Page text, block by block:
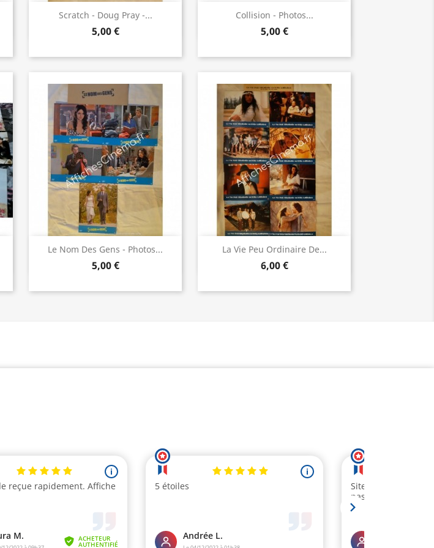
Scratch - Doug Pray -...
5,00 €
Aperçu rapide Collision - Photos...
5,00 €
Aperçu rapide
Le Nom Des Gens - Photos...
5,00 €
 Aperçu rapide La Vie Peu Ordinaire De...
6,00 €
 Aperçu rapide